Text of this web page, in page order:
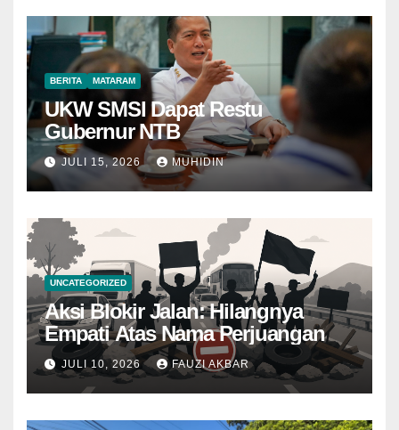
BERITA MATARAM
UKW SMSI Dapat Restu
Gubernur NTB
JULI 15, 2026 MUHIDIN
UNCATEGORIZED
Aksi Blokir Jalan: Hilangnya
Empati Atas Nama Perjuangan
JULI 10, 2026 FAUZI AKBAR